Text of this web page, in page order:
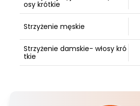
osy krótkie
Strzyżenie męskie
Strzyżenie damskie- włosy kró
tkie